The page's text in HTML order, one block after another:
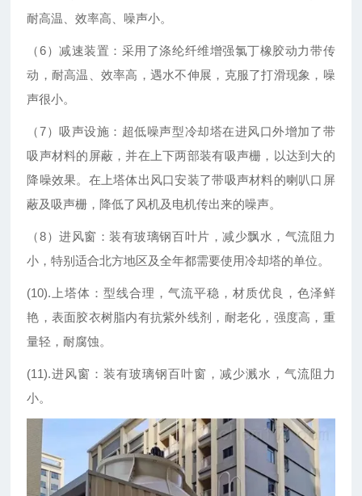
耐高温、效率高、噪声小。
（6）减速装置：采用了涤纶纤维增强氯丁橡胶动力带传
动，耐高温、效率高，遇水不伸展，克服了打滑现象，噪
声很小。
（7）吸声设施：超低噪声型冷却塔在进风口外增加了带
吸声材料的屏蔽，并在上下两部装有吸声栅，以达到大的
降噪效果。在上塔体出风口安装了带吸声材料的喇叭口屏
蔽及吸声栅，降低了风机及电机传出来的噪声。
（8）进风窗：装有玻璃钢百叶片，减少飘水，气流阻力
小，特别适合北方地区及全年都需要使用冷却塔的单位。
(10).上塔体：型线合理，气流平稳，材质优良，色泽鲜
艳，表面胶衣树脂内有抗紫外线剂，耐老化，强度高，重
量轻，耐腐蚀。
(11).进风窗：装有玻璃钢百叶窗，减少溅水，气流阻力
小。